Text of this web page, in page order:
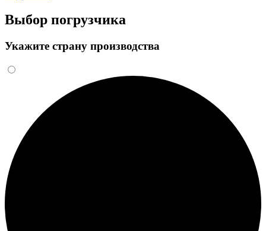
Выбор погрузчика
Укажите страну производства